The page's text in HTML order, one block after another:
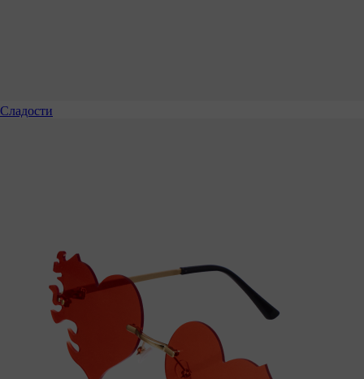
Сладости